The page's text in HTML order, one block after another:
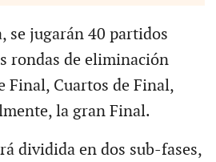
se jugarán 40 partidos
rondas de eliminación
Final, Cuartos de Final,
la gran Final.
dividida en dos sub-fases,